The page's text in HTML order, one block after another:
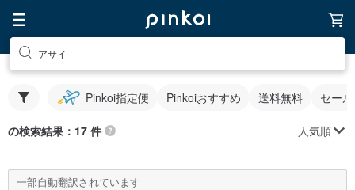
アサイ
Pinkoi指定便 Pinkoiおすすめ 送料無料 セー
の検索結果：17 件 人気順
一部自動翻訳されています